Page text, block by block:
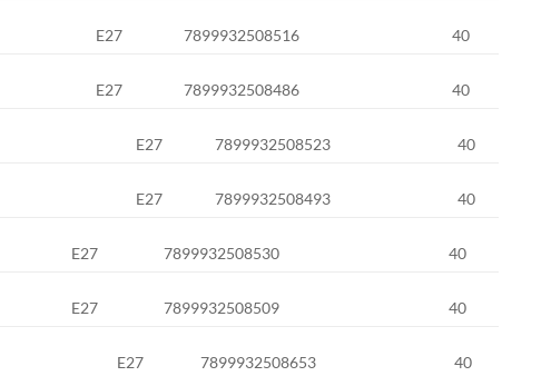
E27 7899932508516 40
E27 7899932508486 40
E27 7899932508523 40
E27 7899932508493 40
E27 7899932508530 40
E27 7899932508509 40
E27 7899932508653 40